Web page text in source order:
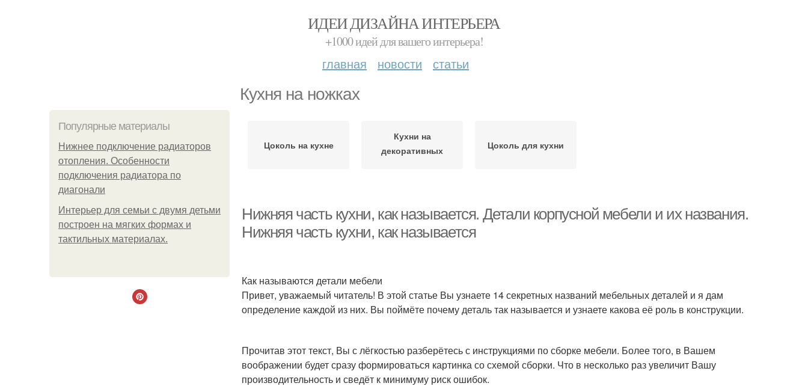
ИДЕИ ДИЗАЙНА ИНТЕРЬЕРА
+1000 идей для вашего интерьера!
главная новости статьи
Кухня на ножках
Популярные материалы
Нижнее подключение радиаторов
отопления. Особенности
подключения радиатора по
диагонали
Интерьер для семьи с двумя детьми
построен на мягких формах и
тактильных материалах.
Цоколь на кухне
Кухни на
декоративных
Цоколь для кухни
Нижняя часть кухни, как называется. Детали корпусной мебели и их названия.
Нижняя часть кухни, как называется
Как называются детали мебели
Привет, уважаемый читатель! В этой статье Вы узнаете 14 секретных названий мебельных деталей и я дам
определение каждой из них. Вы поймёте почему деталь так называется и узнаете какова её роль в конструкции.
Прочитав этот текст, Вы с лёгкостью разберётесь с инструкциями по сборке мебели. Более того, в Вашем
воображении будет сразу формироваться картинка со схемой сборки. Что в несколько раз увеличит Вашу
производительность и сведёт к минимуму риск ошибок.